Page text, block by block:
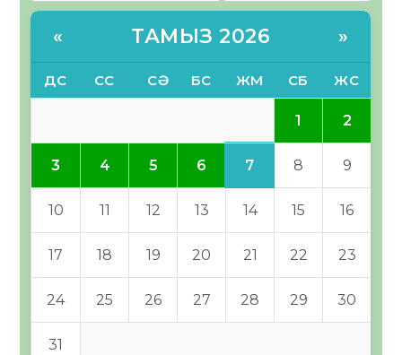
« ТАМЫЗ 2026 »
ДС СС СӘ БС ЖМ СБ ЖС
1 2
3 4 5 6 7 8 9
10 11 12 13 14 15 16
17 18 19 20 21 22 23
24 25 26 27 28 29 30
31